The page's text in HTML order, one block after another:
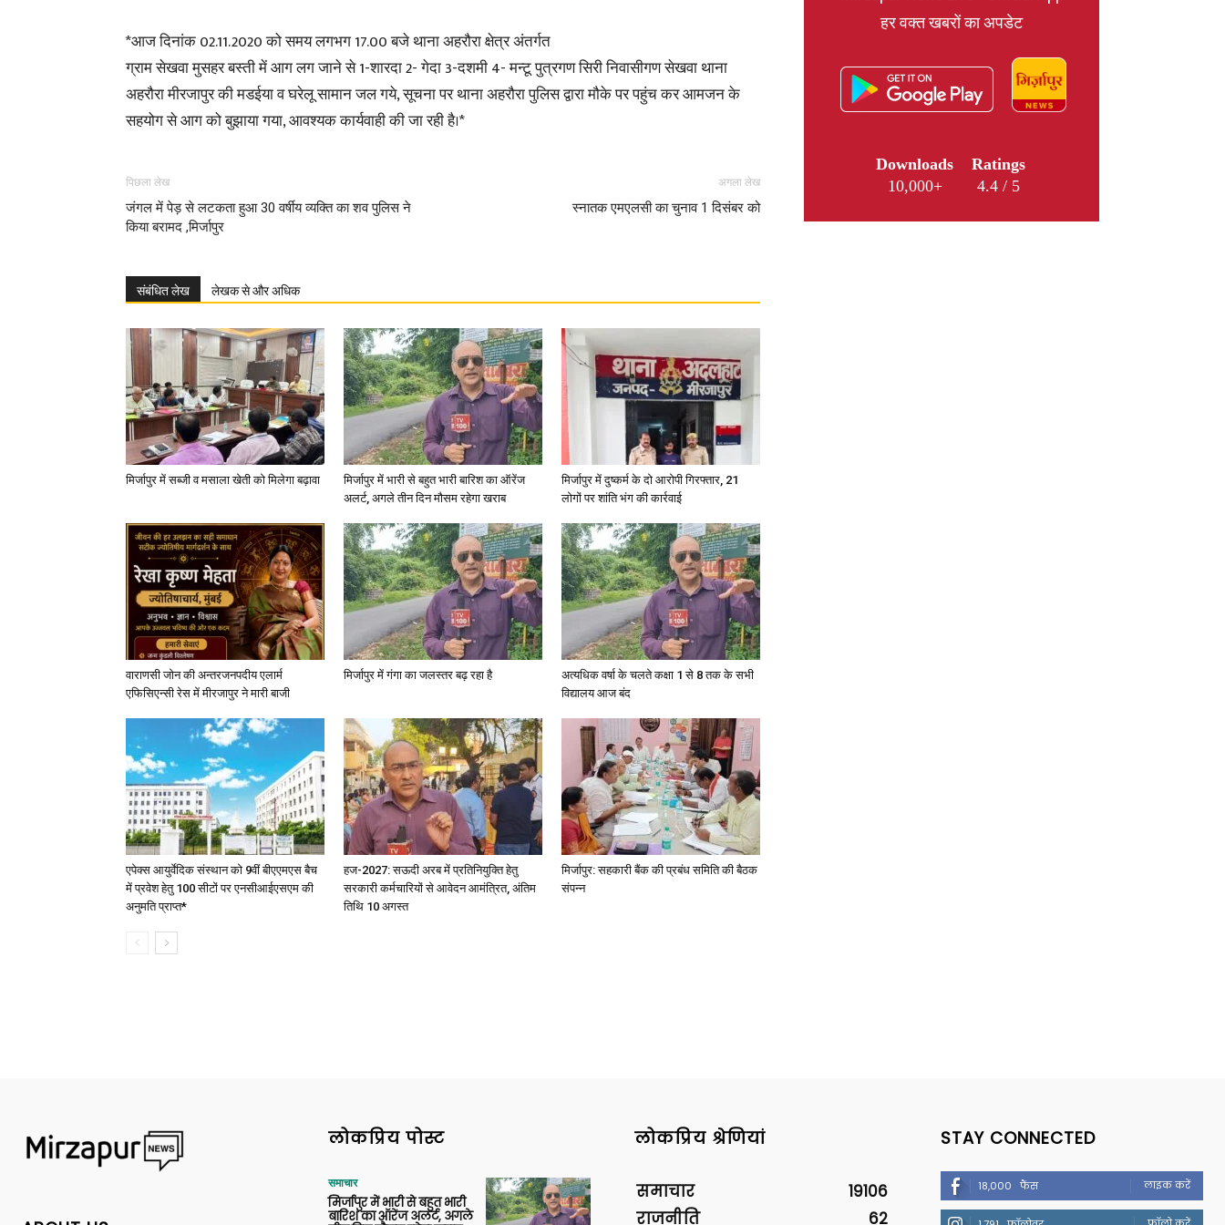
News,
Latest
News
Hindi,
Today
Hindi
*आज दिनांक 02.11.2020 को समय लगभग 17.00 बजे थाना अहरौरा क्षेत्र अंतर्गत
ग्राम सेखवा मुसहर बस्ती में आग लग जाने से 1-शारदा 2- गेदा 3-दशमी 4- मन्टू पुत्रगण सिरी निवासीगण सेखवा थाना
अहरौरा मीरजापुर की मडईया व घरेलू सामान जल गये, सूचना पर थाना अहरौरा पुलिस द्वारा मौके पर पहुंच कर आमजन के
सहयोग से आग को बुझाया गया, आवश्यक कार्यवाही की जा रही है।*
पिछला लेख
जंगल में पेड़ से लटकता हुआ 30 वर्षीय व्यक्ति का शव पुलिस ने
किया बरामद ,मिर्जापुर
अगला लेख
स्नातक एमएलसी का चुनाव 1 दिसंबर को
संबंधित लेख लेखक से और अधिक
मिर्जापुर में सब्जी व मसाला खेती को मिलेगा बढ़ावा
मिर्जापुर में भारी से बहुत भारी बारिश का ऑरेंज
अलर्ट, अगले तीन दिन मौसम रहेगा खराब
मिर्जापुर में दुष्कर्म के दो आरोपी गिरफ्तार, 21
लोगों पर शांति भंग की कार्रवाई
वाराणसी जोन की अन्तरजनपदीय एलार्म
एफिसिएन्सी रेस में मीरजापुर ने मारी बाजी
मिर्जापुर में गंगा का जलस्तर बढ़ रहा है
अत्यधिक वर्षा के चलते कक्षा 1 से 8 तक के सभी
विद्यालय आज बंद
एपेक्स आयुर्वेदिक संस्थान को 9वीं बीएएमएस बैच
में प्रवेश हेतु 100 सीटों पर एनसीआईएसएम की
अनुमति प्राप्त*
हज-2027: सऊदी अरब में प्रतिनियुक्ति हेतु
सरकारी कर्मचारियों से आवेदन आमंत्रित, अंतिम
तिथि 10 अगस्त
मिर्जापुर: सहकारी बैंक की प्रबंध समिति की बैठक
संपन्न
हर वक्त खबरों का अपडेट
Downloads
10,000+
Ratings
4.4 / 5
लोकप्रिय पोस्ट
समाचार
मिर्जापुर में भारी से बहुत भारी
बारिश का ऑरेंज अलर्ट, अगले
लोकप्रिय श्रेणियां
समाचार
19106
राजनीति
62
STAY CONNECTED
18,000 फैंस लाइक करें